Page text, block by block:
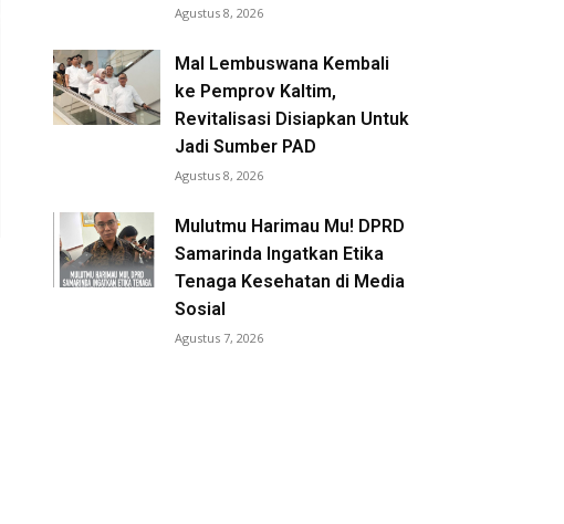
Agustus 8, 2026
Mal Lembuswana Kembali
ke Pemprov Kaltim,
Revitalisasi Disiapkan Untuk
Jadi Sumber PAD
Agustus 8, 2026
Mulutmu Harimau Mu! DPRD
Samarinda Ingatkan Etika
Tenaga Kesehatan di Media
Sosial
Agustus 7, 2026